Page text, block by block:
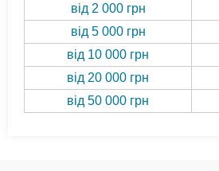
від 2 000 грн
від 5 000 грн
від 10 000 грн
від 20 000 грн
від 50 000 грн